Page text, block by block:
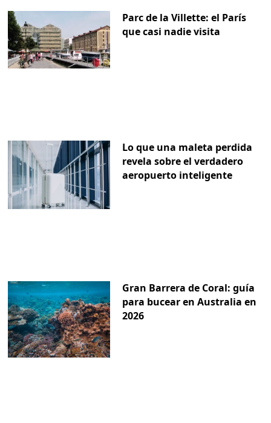
Parc de la Villette: el París
que casi nadie visita
Lo que una maleta perdida
revela sobre el verdadero
aeropuerto inteligente
Gran Barrera de Coral: guía
para bucear en Australia en
2026